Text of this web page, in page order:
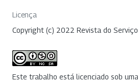
Licença
Copyright (c) 2022 Revista do
Este trabalho está licenciado sob